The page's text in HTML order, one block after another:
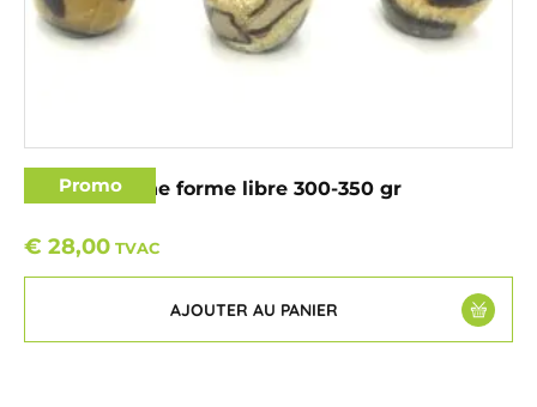
Promo
Septaria jaune forme libre 300-350 gr
€ 28,00 TVAC
AJOUTER AU PANIER